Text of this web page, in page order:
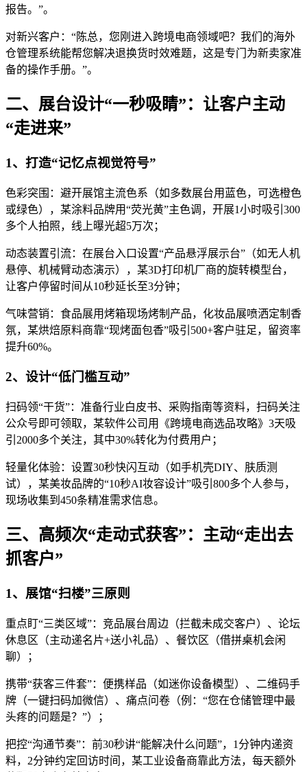
报告。”。
对新兴客户：“陈总，您刚进入跨境电商领域吧？我们的海外
仓管理系统能帮您解决退换货时效难题，这是专门为新卖家准
备的操作手册。”。
二、展台设计“一秒吸睛”：让客户主动
“走进来”
1、打造“记忆点视觉符号”
色彩突围：避开展馆主流色系（如多数展台用蓝色，可选橙色
或绿色），某涂料品牌用“荧光黄”主色调，开展1小时吸引300
多个人拍照，线上曝光超5万次；
动态装置引流：在展台入口设置“产品悬浮展示台”（如无人机
悬停、机械臂动态演示），某3D打印机厂商的旋转模型台，
让客户停留时间从10秒延长至3分钟；
气味营销：食品展用烤箱现场烤制产品，化妆品展喷洒定制香
氛，某烘焙原料商靠“现烤面包香”吸引500+客户驻足，留资率
提升60%。
2、设计“低门槛互动”
扫码领“干货”：准备行业白皮书、采购指南等资料，扫码关注
公众号即可领取，某软件公司用《跨境电商选品攻略》3天吸
引2000多个关注，其中30%转化为付费用户；
轻量化体验：设置30秒快闪互动（如手机壳DIY、肤质测
试），某美妆品牌的“10秒AI妆容设计”吸引800多个人参与，
现场收集到450条精准需求信息。
三、高频次“走动式获客”：主动“走出去
抓客户”
1、展馆“扫楼”三原则
重点盯“三类区域”：竞品展台周边（拦截未成交客户）、论坛
休息区（主动递名片+送小礼品）、餐饮区（借拼桌机会闲
聊）；
携带“获客三件套”：便携样品（如迷你设备模型）、二维码手
牌（一键扫码加微信）、痛点问卷（例：“您在仓储管理中最
头疼的问题是？”）；
把控“沟通节奏”：前30秒讲“能解决什么问题”，1分钟内递资
料，2分钟约定回访时间，某工业设备商靠此方法，每天额外